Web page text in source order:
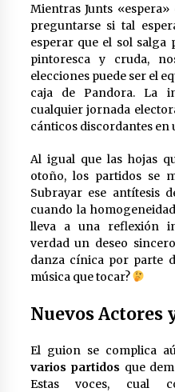
Claves
Clave de
Alberto
1 año
2 años
La
Lagos y
Golf.
3 años
Iñigo
3 años
Mientras Junts
preguntarse si tal
esperar que el sol salga
pintoresca y cruda,
elecciones puede ser el
caja de Pandora. La
cualquier jornada
cánticos discordantes en
Al igual que las hojas
otoño, los partidos se
Subrayar ese antítesis
cuando la
lleva a una reflexión
verdad un deseo
danza cínica por parte
música que tocar?
Nuevos Actores
El guion se complica
varios partidos que
Estas voces, cual